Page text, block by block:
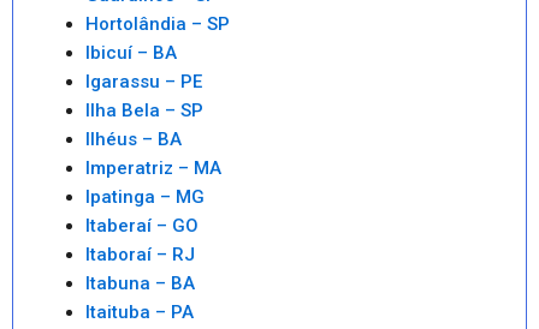
Hortolândia – SP
Ibicuí – BA
Igarassu – PE
Ilha Bela – SP
Ilhéus – BA
Imperatriz – MA
Ipatinga – MG
Itaberaí – GO
Itaboraí – RJ
Itabuna – BA
Itaituba – PA